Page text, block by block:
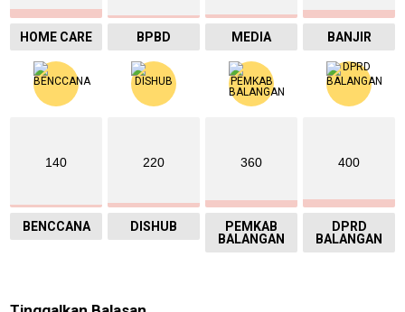
HOME CARE BPBD MEDIA BANJIR
140
BENCCANA
220
DISHUB
360
PEMKAB
BALANGAN
400
DPRD
BALANGAN